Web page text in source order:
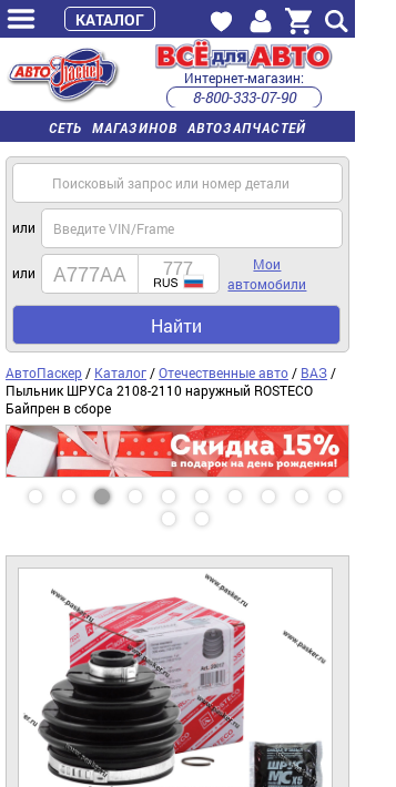
СЕТЬ МАГАЗИНОВ АВТОЗАПЧАСТЕЙ
Интернет-магазин:
8-800-333-07-90
часы работы с 9:00 до 22:00 (пн-пт)
или
или
Мои
автомобили
Найти
АвтоПаскер / Каталог /Отечественные авто / ВАЗ /
Пыльник ШРУСа 2108-2110 наружный ROSTECO
Байпрен в сборе
КАТАЛОГ